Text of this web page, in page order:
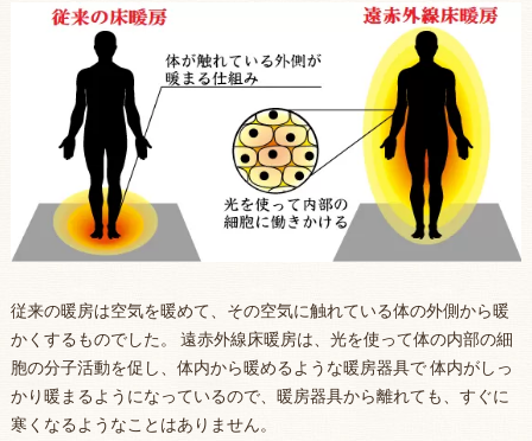
従来の暖房は空気を暖めて、その空気に触れている体の外側から暖
かくするものでした。 遠赤外線床暖房は、光を使って体の内部の細
胞の分子活動を促し、体内から暖めるような暖房器具で 体内がしっ
かり暖まるようになっているので、暖房器具から離れても、すぐに
寒くなるようなことはありません。